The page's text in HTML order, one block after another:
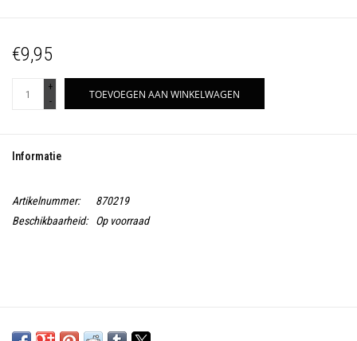
€9,95
+
-
TOEVOEGEN AAN WINKELWAGEN
Informatie
Artikelnummer:
870219
Beschikbaarheid:
Op voorraad